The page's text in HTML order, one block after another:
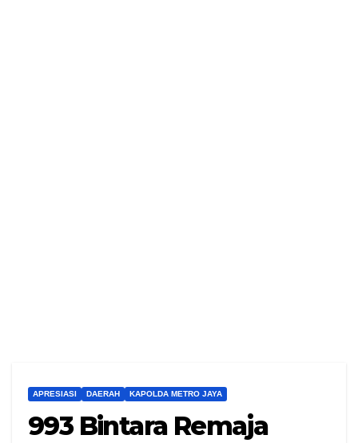
APRESIASI DAERAH KAPOLDA METRO JAYA
993 Bintara Remaja